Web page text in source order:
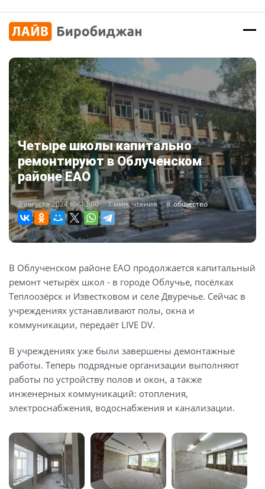
Четыре школы капитально
ремонтируют в Облученском
районе ЕАО
2 августа 2024 г. - 13:00 1 мин. чтения общество
В Облученском районе ЕАО продолжается капитальный
ремонт четырёх школ - в городе Облучье, посёлках
Теплоозёрск и Известковом и селе Двуречье. Сейчас в
учреждениях устанавливают полы, окна и
коммуникации, передаёт LIVE DV.
В учреждениях уже были завершены демонтажные
работы. Теперь подрядные организации выполняют
работы по устройству полов и окон, а также
инженерных коммуникаций: отопления,
электроснабжения, водоснабжения и канализации.